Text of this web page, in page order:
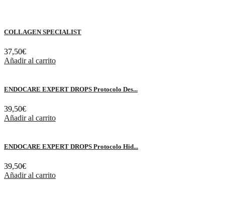
COLLAGEN SPECIALIST
37,50€
Añadir al carrito
ENDOCARE EXPERT DROPS Protocolo Des...
39,50€
Añadir al carrito
ENDOCARE EXPERT DROPS Protocolo Hid...
39,50€
Añadir al carrito